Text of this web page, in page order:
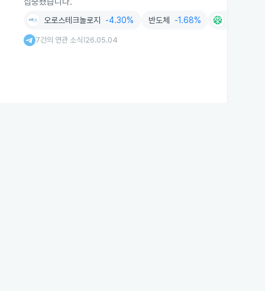
오로스테크놀로지 -4.30% 반도체 -1.68%
7건의 연관 소식 26.05.04